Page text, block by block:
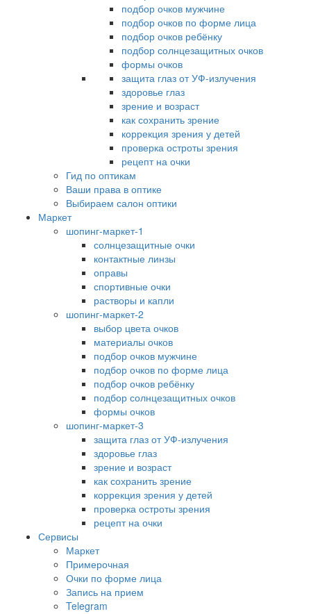
подбор очков мужчине
подбор очков по форме лица
подбор очков ребёнку
подбор солнцезащитных очков
формы очков
защита глаз от УФ-излучения
здоровье глаз
зрение и возраст
как сохранить зрение
коррекция зрения у детей
проверка остроты зрения
рецепт на очки
Гид по оптикам
Ваши права в оптике
Выбираем салон оптики
Маркет
шопинг-маркет-1
солнцезащитные очки
контактные линзы
оправы
спортивные очки
растворы и капли
шопинг-маркет-2
выбор цвета очков
материалы очков
подбор очков мужчине
подбор очков по форме лица
подбор очков ребёнку
подбор солнцезащитных очков
формы очков
шопинг-маркет-3
защита глаз от УФ-излучения
здоровье глаз
зрение и возраст
как сохранить зрение
коррекция зрения у детей
проверка остроты зрения
рецепт на очки
Сервисы
Маркет
Примерочная
Очки по форме лица
Запись на прием
Telegram